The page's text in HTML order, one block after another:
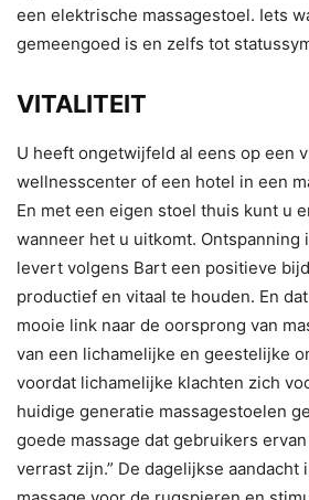
een elektrische massagestoel. Iets
gemeengoed is en zelfs tot
VITALITEIT
U heeft ongetwijfeld al eens op een
wellnesscenter of een hotel in een
En met een eigen stoel thuis kunt u
wanneer het u uitkomt. Ontspanning
levert volgens Bart een positieve
productief en vitaal te houden. En
mooie link naar de oorsprong van
van een lichamelijke en geestelijke
voordat lichamelijke klachten zich
huidige generatie massagestoelen
goede massage dat gebruikers
verrast zijn.” De dagelijkse aandacht